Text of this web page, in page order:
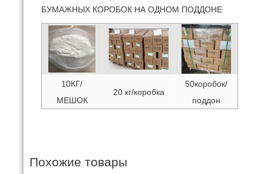
БУМАЖНЫХ КОРОБОК НА ОДНОМ ПОДДОНЕ
10КГ/
МЕШОК
20 кг/коробка
50коробок/
поддон
Похожие товары